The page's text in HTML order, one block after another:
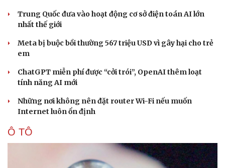
Trung Quốc đưa vào hoạt động cơ sở điện toán AI lớn
nhất thế giới
Meta bị buộc bồi thường 567 triệu USD vì gây hại cho trẻ
em
ChatGPT miễn phí được “cởi trói”, OpenAI thêm loạt
tính năng AI mới
Những nơi không nên đặt router Wi-Fi nếu muốn
Internet luôn ổn định
Ô TÔ